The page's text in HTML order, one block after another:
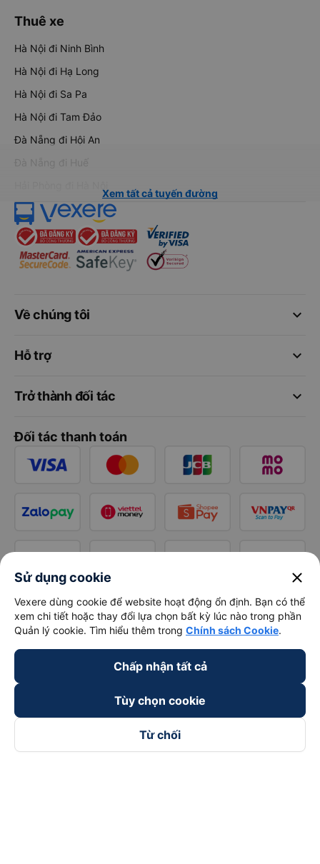
Thuê xe
Hà Nội đi Ninh Bình
Hà Nội đi Hạ Long
Hà Nội đi Sa Pa
Hà Nội đi Tam Đảo
Đà Nẵng đi Hội An
Đà Nẵng đi Huế
Xem tất cả tuyến đường
keyboard_arrow_down
Về chúng tôi
keyboard_arrow_down
Hỗ trợ
keyboard_arrow_down
Trở thành đối tác
Đối tác thanh toán
Sử dụng cookie close
Vexere dùng cookie để website hoạt động ổn định. Bạn có thể
xem chi tiết hoặc thay đổi lựa chọn bất kỳ lúc nào trong phần
Quản lý cookie. Tìm hiểu thêm trong Chính sách Cookie.
Chấp nhận tất cả
Tùy chọn cookie
Từ chối